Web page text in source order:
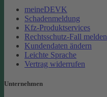
meineDEVK
Schadenmeldung
Kfz-Produktservices
Rechtsschutz-Fall melden
Kundendaten ändern
Leichte Sprache
Vertrag widerrufen
Unternehmen